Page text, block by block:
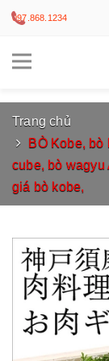
097.868.1234
Trang chủ
BÒ Kobe, bò
cube, bò wagyu
giá bò kobe,